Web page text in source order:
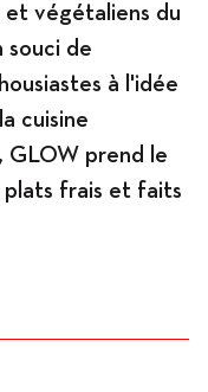
végétaliens du
souci de
à l'idée
cuisine
prend le
plats frais et faits